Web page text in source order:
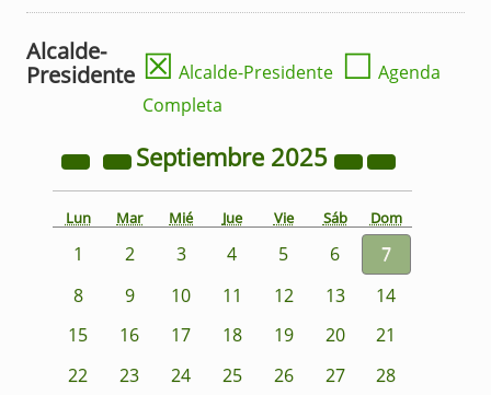
Alcalde-
Presidente ☒ Alcalde-Presidente ☐ Agenda
Completa
Septiembre 2025
Lun Mar Mié Jue Vie Sáb Dom
1 2 3 4 5 6
7
8
9 10 11 12 13
14
15
16 17 18 19 20
21
22
23 24 25 26 27
28